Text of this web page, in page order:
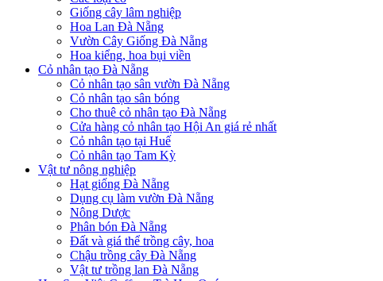
Giống cây lâm nghiệp
Hoa Lan Đà Nẵng
Vườn Cây Giống Đà Nẵng
Hoa kiểng, hoa bụi viền
Cỏ nhân tạo Đà Nẵng
Cỏ nhân tạo sân vườn Đà Nẵng
Cỏ nhân tạo sân bóng
Cho thuê cỏ nhân tạo Đà Nẵng
Cửa hàng cỏ nhân tạo Hội An giá rẻ nhất
Cỏ nhân tạo tại Huế
Cỏ nhân tạo Tam Kỳ
Vật tư nông nghiệp
Hạt giống Đà Nẵng
Dụng cụ làm vườn Đà Nẵng
Nông Dược
Phân bón Đà Nẵng
Đất và giá thể trồng cây, hoa
Chậu trồng cây Đà Nẵng
Vật tư trồng lan Đà Nẵng